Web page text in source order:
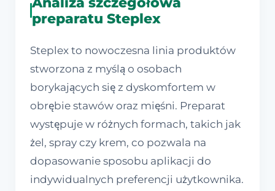
preparatu Steplex
Steplex to nowoczesna linia produktów
stworzona z myślą o osobach
borykających się z dyskomfortem w
obrębie stawów oraz mięśni. Preparat
występuje w różnych formach, takich jak
żel, spray czy krem, co pozwala na
dopasowanie sposobu aplikacji do
indywidualnych preferencji użytkownika.